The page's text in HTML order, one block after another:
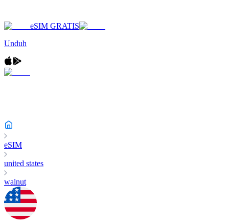
eSIM GRATIS
Unduh
eSIM
united states
walnut